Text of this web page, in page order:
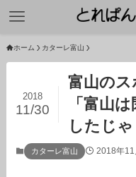
ホーム カターレ富山
富山の
「富山
したじゃ
2018
11/30
カターレ富山 2018年11